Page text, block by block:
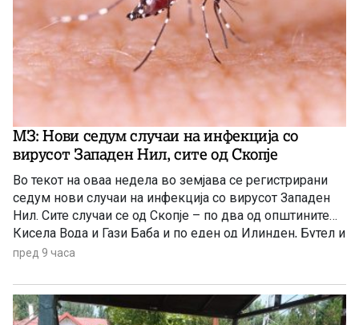
МЗ: Нови седум случаи на инфекција со
вирусот Западен Нил, сите од Скопје
Во текот на оваа недела во земјава се регистрирани
седум нови случаи на инфекција со вирусот Западен
Нил. Сите случаи се од Скопје – по два од општините
Кисела Вода и Гази Баба и по еден од Илинден, Бутел и
Аеродром. Новозаболените лица се на возраст од 60
попладнево од Министерството за здравство.
пред 9 часа